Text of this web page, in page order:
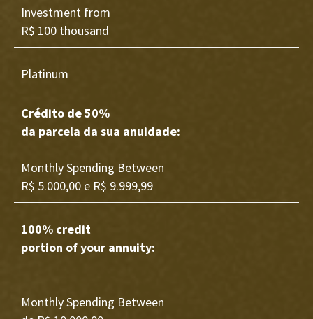
Investment from
R$ 100 thousand
Platinum
Crédito de 50%
da parcela da sua anuidade:
Monthly Spending Between
R$ 5.000,00 e R$ 9.999,99
100% credit
portion of your annuity:
Monthly Spending Between